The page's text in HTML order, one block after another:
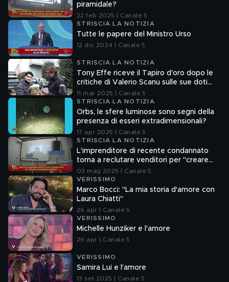
piramidale?
22 feb 2025 | Canale 5
STRISCIA LA NOTIZIA
Tutte le papere del Ministro Urso
12 dic 2024 | Canale 5
STRISCIA LA NOTIZIA
Tony Effe riceve il Tapiro d'oro dopo le
critiche di Valerio Scanu sulle sue doti
canore
11 mar 2025 | Canale 5
STRISCIA LA NOTIZIA
Orbs, le sfere luminose sono segni della
presenza di esseri extradimensionali?
17 apr 2025 | Canale 5
STRISCIA LA NOTIZIA
L'imprenditore di recente condannato
torna a reclutare venditori per "creare
futuri milionari"
03 mag 2025 | Canale 5
VERISSIMO
Marco Bocci: "La mia storia d'amore con
Laura Chiatti"
26 apr | Canale 5
VERISSIMO
Michelle Hunziker e l'amore
26 apr | Canale 5
VERISSIMO
Samira Lui e l'amore
13 set 2025 | Canale 5